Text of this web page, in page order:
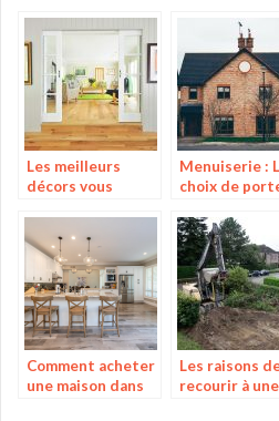
Les meilleurs
décors vous
Menuiserie :
choix de
avantages
Comment acheter
une maison dans
Les raisons
recourir à une